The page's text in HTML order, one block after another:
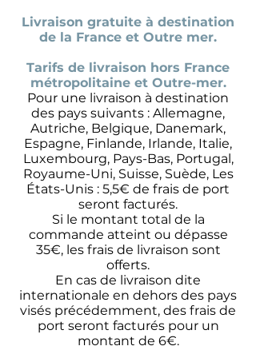
Livraison gratuite à destination
de la France et Outre mer.
Tarifs de livraison hors France
métropolitaine et Outre-mer.
Pour une livraison à destination
des pays suivants : Allemagne,
Autriche, Belgique, Danemark,
Espagne, Finlande, Irlande, Italie,
Luxembourg, Pays-Bas, Portugal,
Royaume-Uni, Suisse, Suède, Les
États-Unis : 5,5€ de frais de port
seront facturés.
Si le montant total de la
commande atteint ou dépasse
35€, les frais de livraison sont
offerts.
En cas de livraison dite
internationale en dehors des pays
visés précédemment, des frais de
port seront facturés pour un
montant de 6€.